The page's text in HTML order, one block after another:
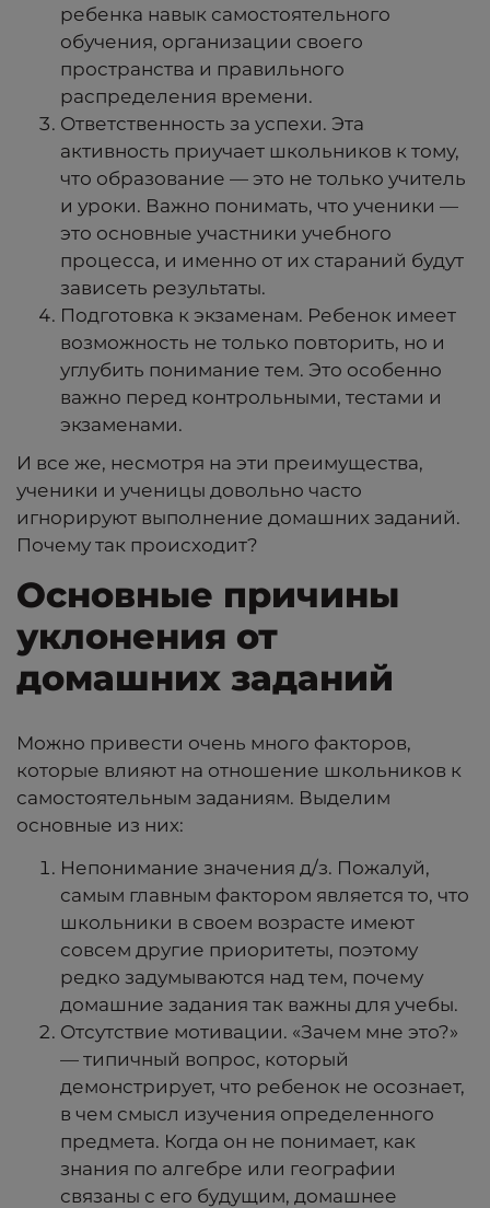
ребенка навык самостоятельного
обучения, организации своего
пространства и правильного
распределения времени.
Ответственность за успехи. Эта
активность приучает школьников к тому,
что образование — это не только учитель
и уроки. Важно понимать, что ученики —
это основные участники учебного
процесса, и именно от их стараний будут
зависеть результаты.
Подготовка к экзаменам. Ребенок имеет
возможность не только повторить, но и
углубить понимание тем. Это особенно
важно перед контрольными, тестами и
экзаменами.
И все же, несмотря на эти преимущества,
ученики и ученицы довольно часто
игнорируют выполнение домашних заданий.
Почему так происходит?
Основные причины
уклонения от
домашних заданий
Можно привести очень много факторов,
которые влияют на отношение школьников к
самостоятельным заданиям. Выделим
основные из них:
Непонимание значения д/з. Пожалуй,
самым главным фактором является то, что
школьники в своем возрасте имеют
совсем другие приоритеты, поэтому
редко задумываются над тем, почему
домашние задания так важны для учебы.
Отсутствие мотивации. «Зачем мне это?»
— типичный вопрос, который
демонстрирует, что ребенок не осознает,
в чем смысл изучения определенного
предмета. Когда он не понимает, как
знания по алгебре или географии
связаны с его будущим, домашнее